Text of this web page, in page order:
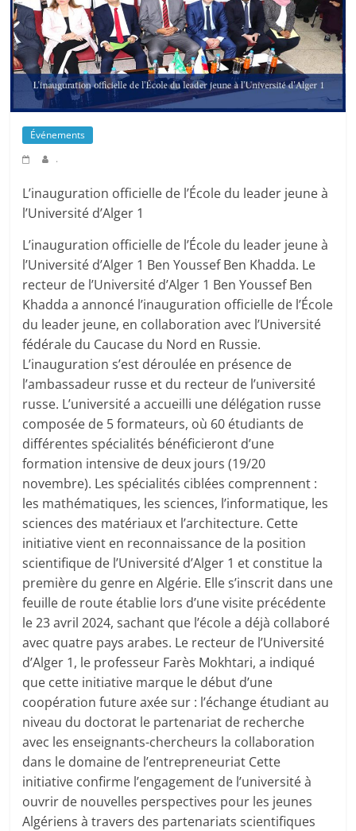
Événements
.
L’inauguration officielle de l’École du leader jeune à
l’Université d’Alger 1
L’inauguration officielle de l’École du leader jeune à
l’Université d’Alger 1 Ben Youssef Ben Khadda. Le
recteur de l’Université d’Alger 1 Ben Youssef Ben
Khadda a annoncé l’inauguration officielle de l’École
du leader jeune, en collaboration avec l’Université
fédérale du Caucase du Nord en Russie.
L’inauguration s’est déroulée en présence de
l’ambassadeur russe et du recteur de l’université
russe. L’université a accueilli une délégation russe
composée de 5 formateurs, où 60 étudiants de
différentes spécialités bénéficieront d’une
formation intensive de deux jours (19/20
novembre). Les spécialités ciblées comprennent :
les mathématiques, les sciences, l’informatique, les
sciences des matériaux et l’architecture. Cette
initiative vient en reconnaissance de la position
scientifique de l’Université d’Alger 1 et constitue la
première du genre en Algérie. Elle s’inscrit dans une
feuille de route établie lors d’une visite précédente
le 23 avril 2024, sachant que l’école a déjà collaboré
avec quatre pays arabes. Le recteur de l’Université
d’Alger 1, le professeur Farès Mokhtari, a indiqué
que cette initiative marque le début d’une
coopération future axée sur : l’échange étudiant au
niveau du doctorat le partenariat de recherche
avec les enseignants-chercheurs la collaboration
dans le domaine de l’entrepreneuriat Cette
initiative confirme l’engagement de l’université à
ouvrir de nouvelles perspectives pour les jeunes
Algériens à travers des partenariats scientifiques